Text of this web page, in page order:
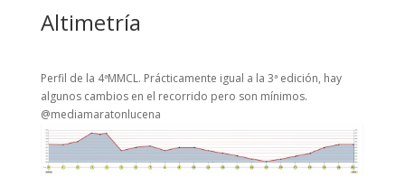
Altimetría
Perfil de la 4ªMMCL. Prácticamente igual a la 3ª edición, hay
algunos cambios en el recorrido pero son mínimos.
@mediamaratonlucena